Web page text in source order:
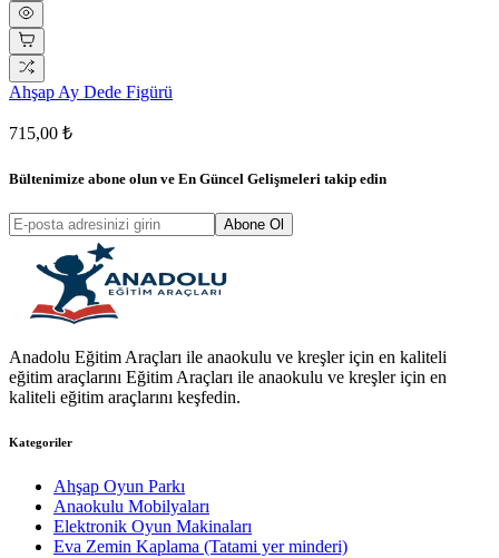
Ahşap Ay Dede Figürü
715,00 ₺
Bültenimize abone olun ve En Güncel Gelişmeleri takip edin
Abone Ol
Anadolu Eğitim Araçları ile anaokulu ve kreşler için en kaliteli
eğitim araçlarını Eğitim Araçları ile anaokulu ve kreşler için en
kaliteli eğitim araçlarını keşfedin.
Kategoriler
Ahşap Oyun Parkı
Anaokulu Mobilyaları
Elektronik Oyun Makinaları
Eva Zemin Kaplama (Tatami yer minderi)